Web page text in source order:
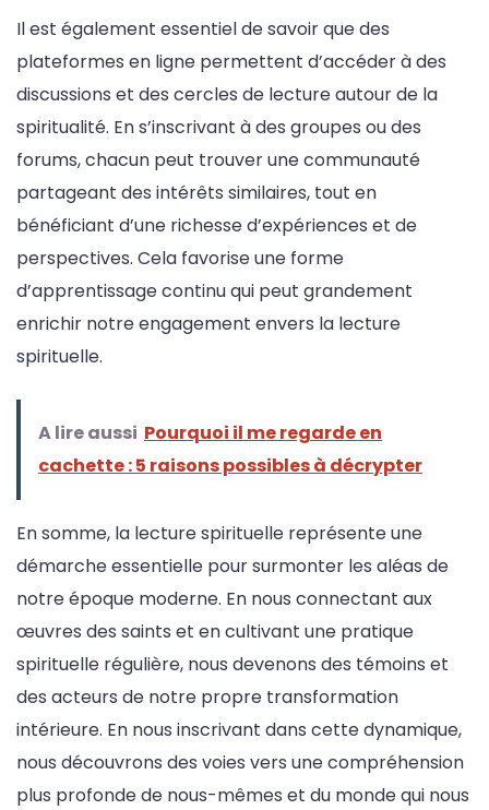
Il est également essentiel de savoir que des
plateformes en ligne permettent d’accéder à des
discussions et des cercles de lecture autour de la
spiritualité. En s’inscrivant à des groupes ou des
forums, chacun peut trouver une communauté
partageant des intérêts similaires, tout en
bénéficiant d’une richesse d’expériences et de
perspectives. Cela favorise une forme
d’apprentissage continu qui peut grandement
enrichir notre engagement envers la lecture
spirituelle.
A lire aussi Pourquoi il me regarde en
cachette : 5 raisons possibles à décrypter
En somme, la lecture spirituelle représente une
démarche essentielle pour surmonter les aléas de
notre époque moderne. En nous connectant aux
œuvres des saints et en cultivant une pratique
spirituelle régulière, nous devenons des témoins et
des acteurs de notre propre transformation
intérieure. En nous inscrivant dans cette dynamique,
nous découvrons des voies vers une compréhension
plus profonde de nous-mêmes et du monde qui nous